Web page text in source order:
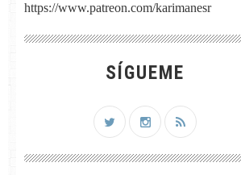
https://www.patreon.com/karimanesr
SÍGUEME